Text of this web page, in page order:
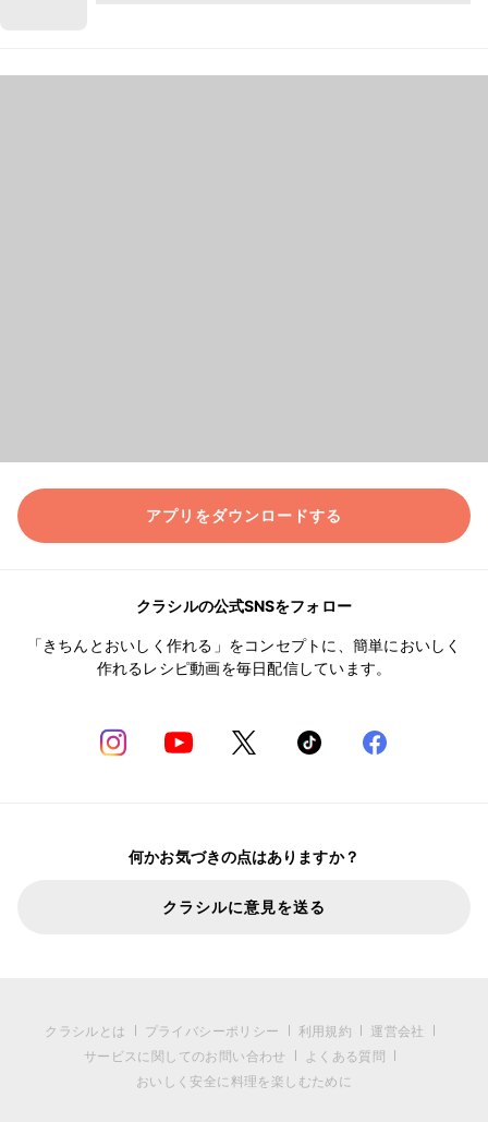
アプリをダウンロードする
クラシルの公式SNSをフォロー
「きちんとおいしく作れる」をコンセプトに、簡単においしく
作れるレシピ動画を毎日配信しています。
何かお気づきの点はありますか？
クラシルに意見を送る
クラシルとは プライバシーポリシー 利用規約
運営会社
サービスに関してのお問い合わせ
よくある質問
おいしく安全に料理を楽しむために